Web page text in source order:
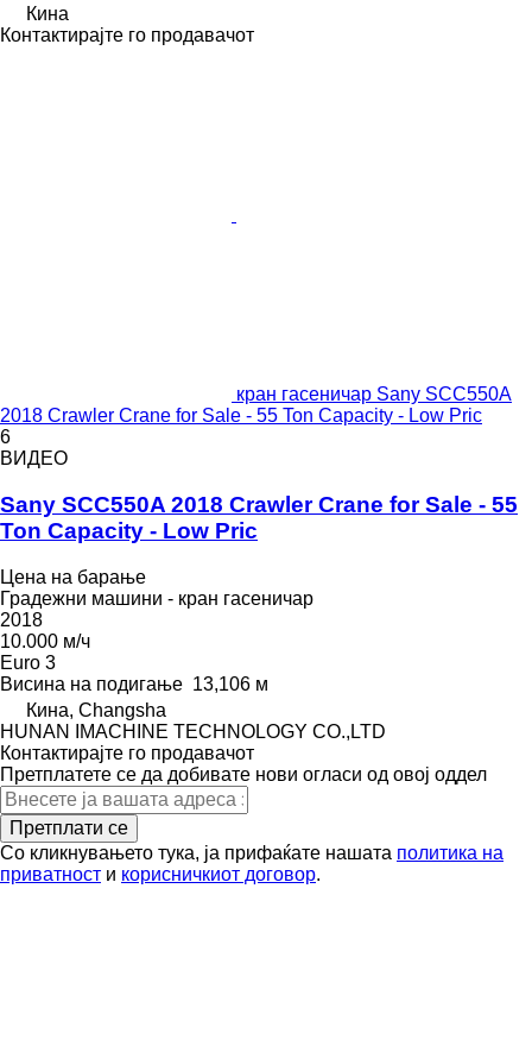
Кина
Контактирајте го продавачот
кран гасеничар Sany SCC550A
2018 Crawler Crane for Sale - 55 Ton Capacity - Low Pric
6
ВИДЕО
Sany SCC550A 2018 Crawler Crane for Sale - 55
Ton Capacity - Low Pric
Цена на барање
Градежни машини - кран гасеничар
2018
10.000 м/ч
Euro 3
Висина на подигање 13,106 м
Кина, Changsha
HUNAN IMACHINE TECHNOLOGY CO.,LTD
Контактирајте го продавачот
Претплатете се да добивате нови огласи од овој оддел
Претплати се
Со кликнувањето тука, ја прифаќате нашата политика на
приватност и корисничкиот договор.